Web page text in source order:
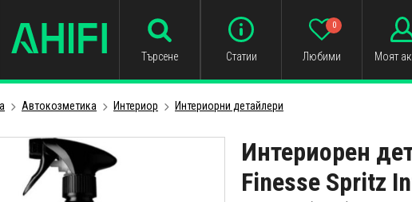
Търсене Статии Любими
0
Моят
Автокозметика Интериор Интериорни детайлери
Интериорен
Finesse Spritz